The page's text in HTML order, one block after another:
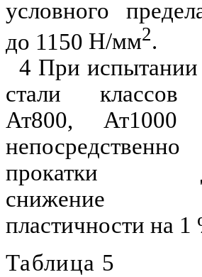
условного
до 1150 Н/мм2.
4 При испытании
стали классов
Ат800, Ат1000
прокатки
снижение
пластичности на 1
Таблица 5